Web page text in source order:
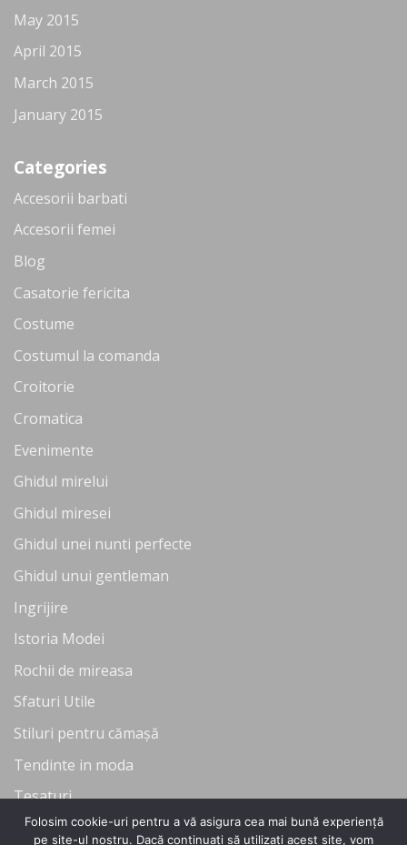
May 2015
April 2015
March 2015
January 2015
Categories
Accesorii barbati
Accesorii femei
Blog
Casatorie fericita
Costume
Costumul la comanda
Croitorie
Cromatica
Evenimente
Ghidul mirelui
Ghidul miresei
Ghidul unei nunti perfecte
Ghidul unui gentleman
Ingrijire
Istoria Modei
Rochii de mireasa
Sfaturi Utile
Stiluri pentru cămașă
Tendinte in moda
Tesaturi
Uncategorized
Folosim cookie-uri pentru a vă asigura cea mai bună experiență
pe site-ul nostru. Dacă continuați să utilizați acest site, vom